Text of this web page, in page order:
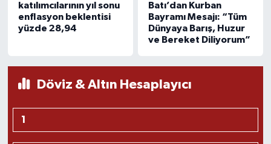
katılımcılarının yıl sonu
enflasyon beklentisi
yüzde 28,94
Batı’dan Kurban
Bayramı Mesajı: “Tüm
Dünyaya Barış, Huzur
ve Bereket Diliyorum”
Döviz & Altın Hesaplayıcı
AboneHaber Özel